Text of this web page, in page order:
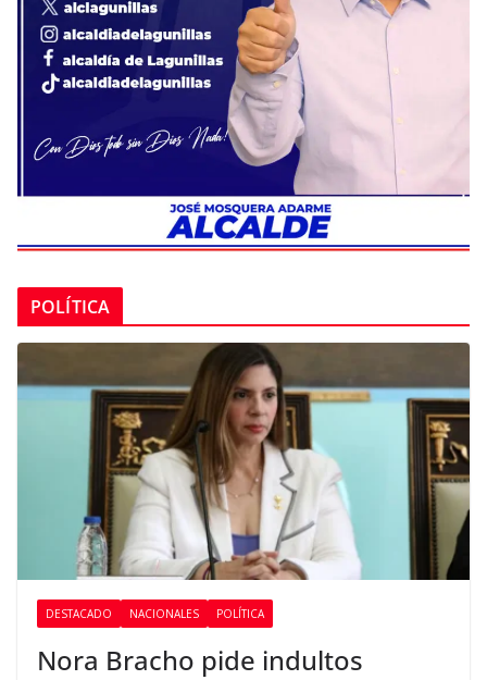
POLÍTICA
DESTACADO NACIONALES POLÍTICA
Nora Bracho pide indultos